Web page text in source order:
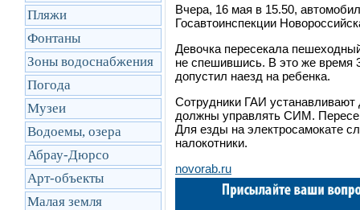
Пляжи
Фонтаны
Зоны водоснабжения
Погода
Музеи
Водоемы, озера
Абрау-Дюрсо
Арт-объекты
Малая земля
Вчера, 16 мая в 15.50,
Госавтоинспекции
Девочка пересекала
не спешившись. В это же время
допустил наезд на ребенка.
Сотрудники ГАИ
должны управлять СИМ.
Для езды на электросамокате
налокотники.
novorab.ru